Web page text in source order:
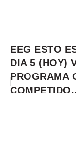
EEG ESTO
DIA 5 (HOY)
PROGRAMA